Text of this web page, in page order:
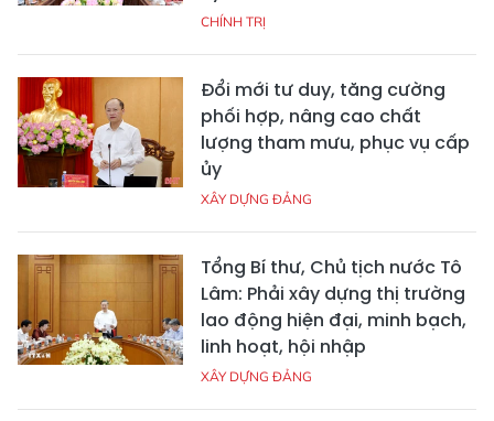
CHÍNH TRỊ
Đổi mới tư duy, tăng cường
phối hợp, nâng cao chất
lượng tham mưu, phục vụ cấp
ủy
XÂY DỰNG ĐẢNG
Tổng Bí thư, Chủ tịch nước Tô
Lâm: Phải xây dựng thị trường
lao động hiện đại, minh bạch,
linh hoạt, hội nhập
XÂY DỰNG ĐẢNG